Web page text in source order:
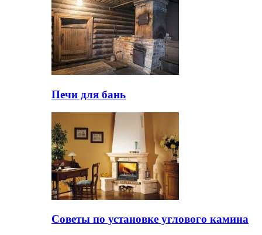
Печи для бань
Советы по установке углового камина